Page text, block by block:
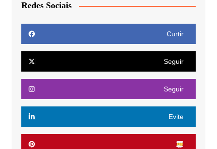
Redes Sociais
Curtir
Seguir
Seguir
Evite